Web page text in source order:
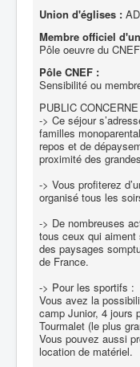
Union d'églises :
Membre officiel
Pôle oeuvre du CNEF
Pôle CNEF :
Sensibilité ou
PUBLIC CONCERNE
-> Ce séjour
familles
repos et de
proximité des
-> Vous profiterez
organisé tous les
-> De nombreuses
tous ceux qui aiment
des paysages
de France.
-> Pour les sportifs :
Vous avez la
camp Junior, 4 jours
Tourmalet (le plus
Vous pouvez aussi
location de matériel.